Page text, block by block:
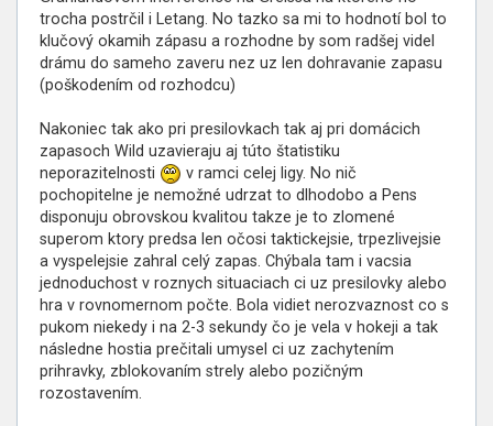
trocha postrčil i Letang. No tazko sa mi to hodnotí bol to
klučový okamih zápasu a rozhodne by som radšej videl
drámu do sameho zaveru nez uz len dohravanie zapasu
(poškodením od rozhodcu)
Nakoniec tak ako pri presilovkach tak aj pri domácich
zapasoch Wild uzavieraju aj túto štatistiku
neporazitelnosti
v ramci celej ligy. No nič
pochopitelne je nemožné udrzat to dlhodobo a Pens
disponuju obrovskou kvalitou takze je to zlomené
superom ktory predsa len očosi taktickejsie, trpezlivejsie
a vyspelejsie zahral celý zapas. Chýbala tam i vacsia
jednoduchost v roznych situaciach ci uz presilovky alebo
hra v rovnomernom počte. Bola vidiet nerozvaznost co s
pukom niekedy i na 2-3 sekundy čo je vela v hokeji a tak
následne hostia prečitali umysel ci uz zachytením
prihravky, zblokovaním strely alebo pozičným
rozostavením.